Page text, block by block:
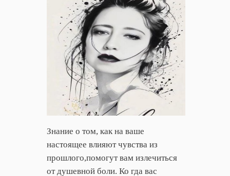
Знание о том, как на ваше
настоящее влияют чувства из
прошлого,помогут вам излечиться
от душевной боли. Ко гда вас